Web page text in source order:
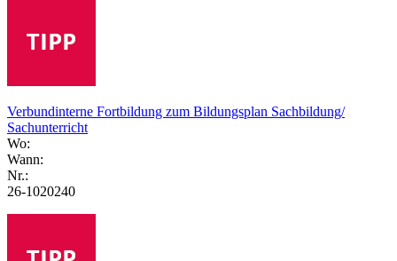
Verbundinterne Fortbildung zum Bildungsplan Sachbildung/
Sachunterricht
Wo:
Wann:
Nr.:
26-1020240